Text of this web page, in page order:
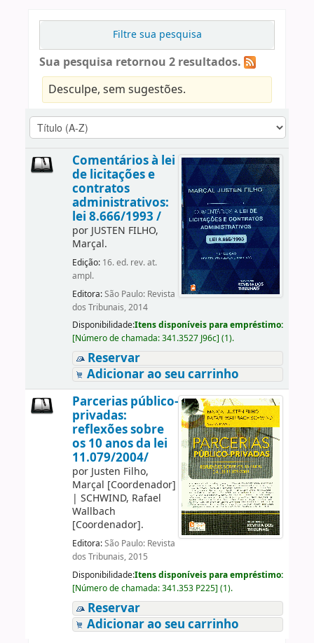
Filtre sua pesquisa
Sua pesquisa retornou 2 resultados.
Desculpe, sem sugestões.
Comentários à lei
de licitações e
contratos
administrativos:
lei 8.666/1993 /
por JUSTEN FILHO,
Marçal.
Edição: 16. ed. rev. at.
ampl.
Editora:São Paulo: Revista
dos Tribunais, 2014
Disponibilidade:Itens disponíveis para empréstimo:
[Número de chamada:341.3527 J96c] (1).
Reservar
Adicionar ao seu carrinho
Parcerias público-
privadas:
reflexões sobre
os 10 anos da lei
11.079/2004/
por Justen Filho,
Marçal [Coordenador]
| SCHWIND, Rafael
Wallbach
[Coordenador].
Editora:São Paulo: Revista
dos Tribunais, 2015
Disponibilidade:Itens disponíveis para empréstimo:
[Número de chamada:341.353 P225] (1).
Reservar
Adicionar ao seu carrinho